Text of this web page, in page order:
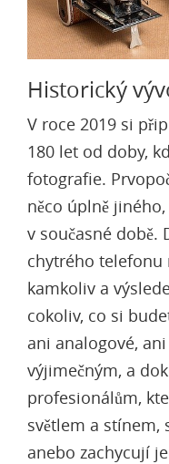
Historický
V roce 2019 si
180 let od doby,
fotografie.
něco úplně
v současné době.
chytrého telefonu
kamkoliv a
cokoliv, co si
ani analogové,
výjimečným, a
profesionálům,
světlem a stínem,
anebo zachycují